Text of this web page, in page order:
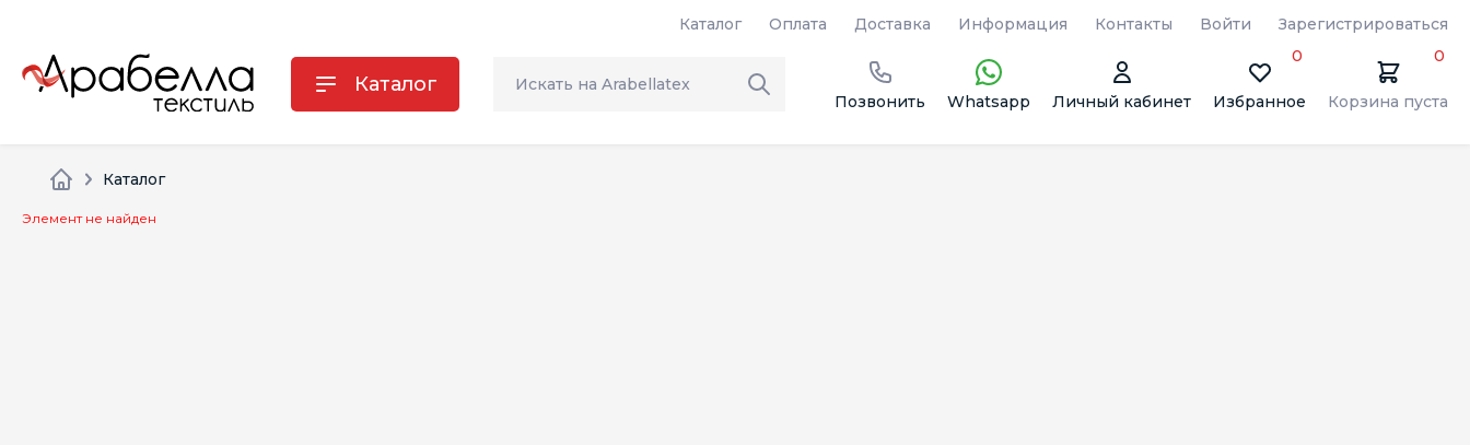
Каталог Оплата Доставка Информация Контакты Войти Зарегистрироваться
Каталог
Позвонить Whatsapp Личный кабинет Избранное
0
Корзина пуста
0
Каталог
Элемент не найден